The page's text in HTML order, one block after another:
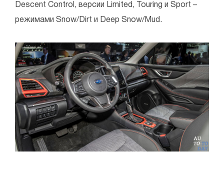
Descent Control, версии Limited, Touring и Sport –
режимами Snow/Dirt и Deep Snow/Mud.